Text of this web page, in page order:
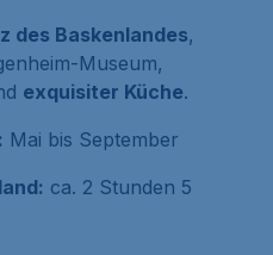
des Baskenlandes,
Museum,
exquisiter Küche.
Mai bis September
ca. 2 Stunden 5